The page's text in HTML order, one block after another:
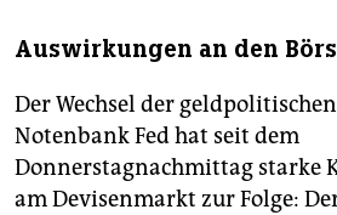
Auswirkungen an den
Der Wechsel der
Notenbank Fed hat seit dem
Donnerstagnachmittag starke
am Devisenmarkt zur Folge: